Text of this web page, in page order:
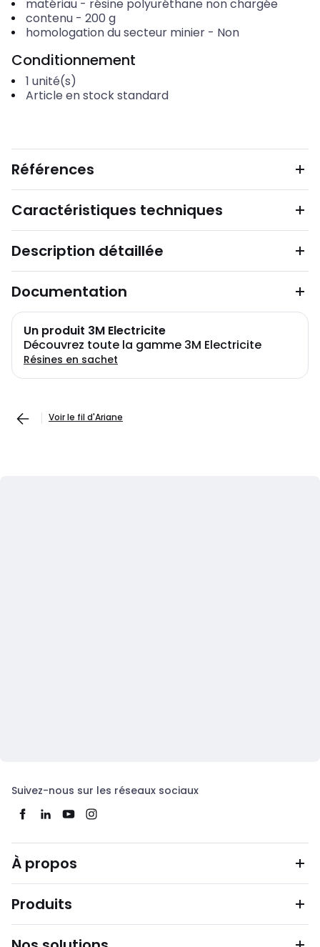
matériau- résine polyuréthane non chargée
contenu- 200 g
homologation du secteur minier- Non
Conditionnement
1 unité(s)
Article en stock standard
Références
Caractéristiques techniques
Description détaillée
Documentation
Un produit 3M Electricite
Découvrez toute la gamme 3M Electricite
Résines en sachet
Voir le fil d'Ariane
Suivez-nous sur les réseaux sociaux
À propos
Produits